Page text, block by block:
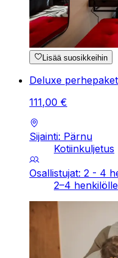
Lisää suosikkeihin
Deluxe
111,00 €
Sijainti: Pärnu
Kotiinkuljetus
Osallistujat: 2 - 4
2–4 henkilölle